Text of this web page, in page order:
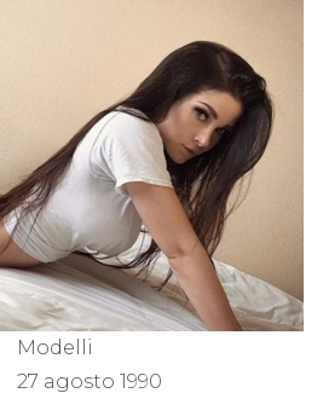
Modelli
27 agosto 1990